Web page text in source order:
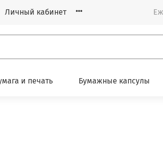
Личный кабинет
и печать Бумажные капсулы